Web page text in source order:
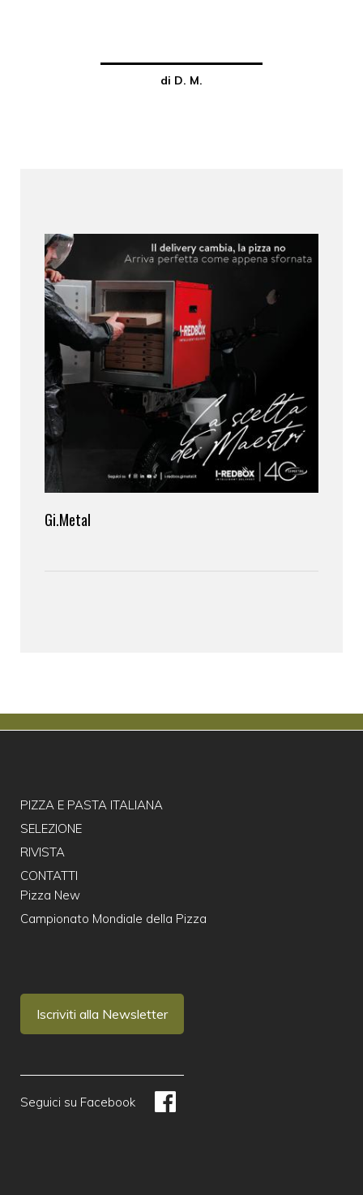
di D. M.
Gi.Metal
PIZZA E PASTA ITALIANA
SELEZIONE
RIVISTA
CONTATTI
Pizza New
Campionato Mondiale della Pizza
Iscriviti alla Newsletter
Seguici su Facebook